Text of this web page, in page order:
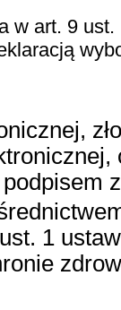
w art. 9
1